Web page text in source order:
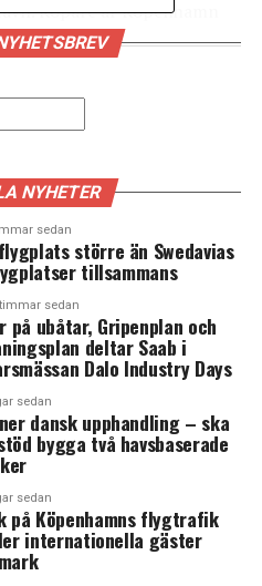
Köpare är Köpenhamn
från 55 till 95 procent
procent.
och Nordhamnen, samt
svenska Copenhagen
hamnverksamheten i
aktieägare i CMP är
en grupp skånska företag
en Sydhamnsmetro
kommun och danska
(News Øresund)
Metrolinje och
Ellebjerg Station till ny
NYHETER
sedan
större än Swedavias
tillsammans
sedan
på ubåtar, Gripenplan och
deltar Saab i
Dalo Industry Days
sedan
dansk upphandling – ska
bygga två havsbaserade
sedan
på Köpenhamns flygtrafik
internationella gäster